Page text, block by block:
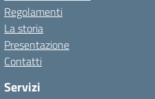
Regolamenti
La storia
Presentazione
Contatti
Servizi